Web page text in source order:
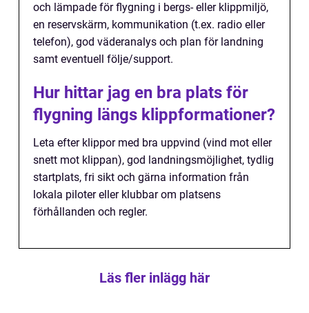
och lämpade för flygning i bergs- eller klippmiljö,
en reservskärm, kommunikation (t.ex. radio eller
telefon), god väderanalys och plan för landning
samt eventuell följe/support.
Hur hittar jag en bra plats för
flygning längs klippformationer?
Leta efter klippor med bra uppvind (vind mot eller
snett mot klippan), god landningsmöjlighet, tydlig
startplats, fri sikt och gärna information från
lokala piloter eller klubbar om platsens
förhållanden och regler.
Läs fler inlägg här